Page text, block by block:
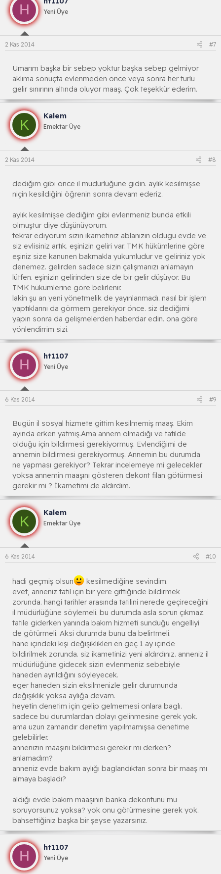
H Yeni Üye
2 Kas 2014 #7
Umarım başka bir sebep yoktur başka sebep gelmiyor
aklıma sonuçta evlenmeden önce veya sonra her türlü
gelir sınırının altında oluyor maaş. Çok teşekkür ederim.
K
Kalem
Emektar Üye
2 Kas 2014 #8
dediğim gibi önce il müdürlüğüne gidin. aylık kesilmişse
niçin kesildiğini öğrenin sonra devam ederiz.
aylık kesilmişse dediğim gibi evlenmeniz bunda etkili
olmuştur diye düşünüyorum.
tekrar ediyorum sizin ikametiniz ablanızın oldugu evde ve
siz evlisiniz artık. eşinizin geliri var. TMK hükümlerine göre
eşiniz size kanunen bakmakla yukumludur ve geliriniz yok
denemez. gelirden sadece sizin çalışmanızı anlamayın
lütfen. eşinizin gelirinden size de bir gelir düşüyor. Bu
TMK hükümlerine göre belirlenir.
lakin şu an yeni yönetmelik de yayınlanmadı. nasıl bir işlem
yaptıklarını da görmem gerekiyor önce. siz dediğimi
yapın sonra da gelişmelerden haberdar edin. ona göre
yönlendirrim sizi.
H
ht1107
Yeni Üye
6 Kas 2014 #9
Bugün il sosyal hizmete gittim kesilmemiş maaş. Ekim
ayında erken yatmış.Ama annem olmadığı ve tatilde
olduğu için bildirmesi gerekiyormuş. Evlendiğimi de
annemin bildirmesi gerekiyormuş. Annemin bu durumda
ne yapması gerekiyor? Tekrar incelemeye mi gelecekler
yoksa annemin maaşını gösteren dekont filan götürmesi
gerekir mi ? İkametimi de aldırdım.
K
Kalem
Emektar Üye
6 Kas 2014 #10
hadi geçmiş olsun
kesilmediğine sevindim.
evet, anneniz tatil için bir yere gittiğinde bildirmek
zorunda. hangi tarihler arasında tatilini nerede geçireceğini
il müdürlüğüne söylemeli. bu durumda asla sorun çıkmaz.
tatile giderken yanında bakım hizmeti sunduğu engelliyi
de götürmeli. Aksi durumda bunu da belirtmeli.
hane içindeki kişi değişiklikleri en geç 1 ay içinde
bildirilmek zorunda. siz ikametinizi yeni aldırdınız. anneniz il
müdürlüğüne gidecek sizin evlenmeniz sebebiyle
haneden ayrıldığını söyleyecek.
eger haneden sizin eksilmenizle gelir durumunda
değişiklik yoksa aylığa devam.
heyetin denetim için gelip gelmemesi onlara baglı.
sadece bu durumlardan dolayı gelinmesine gerek yok.
ama uzun zamandır denetim yapılmamışsa denetime
gelebilirler.
annenizin maaşını bildirmesi gerekir mi derken?
anlamadım?
anneniz evde bakım aylığı baglandıktan sonra bir maaş mı
almaya başladı?
aldığı evde bakım maaşının banka dekontunu mu
soruyorsunuz yoksa? yok onu götürmesine gerek yok.
bahsettiğiniz başka bir şeyse yazarsınız.
H
ht1107
Yeni Üye